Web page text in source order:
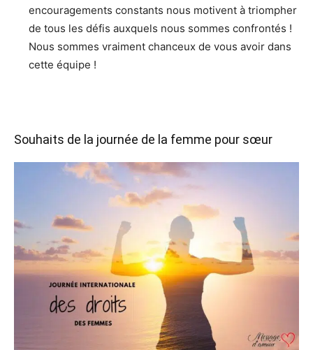
encouragements constants nous motivent à triompher
de tous les défis auxquels nous sommes confrontés !
Nous sommes vraiment chanceux de vous avoir dans
cette équipe !
Souhaits de la journée de la femme pour sœur